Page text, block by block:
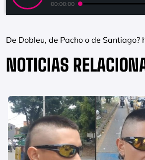
00:00:00
De Dobleu, de Pacho o de Santiago?
NOTICIAS